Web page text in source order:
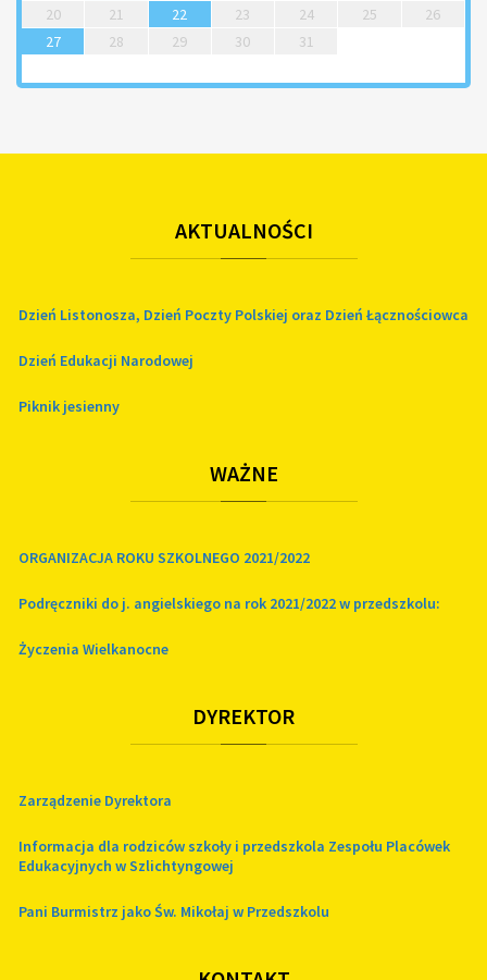
20
21 22 23 24 25
26
27
28 29 30 31
AKTUALNOŚCI
Dzień Listonosza, Dzień Poczty Polskiej oraz Dzień Łącznościowca
Dzień Edukacji Narodowej
Piknik jesienny
WAŻNE
ORGANIZACJA ROKU SZKOLNEGO 2021/2022
Podręczniki do j. angielskiego na rok 2021/2022 w przedszkolu:
Życzenia Wielkanocne
DYREKTOR
Zarządzenie Dyrektora
Informacja dla rodziców szkoły i przedszkola Zespołu Placówek
Edukacyjnych w Szlichtyngowej
Pani Burmistrz jako Św. Mikołaj w Przedszkolu